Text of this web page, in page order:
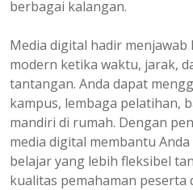
berbagai kalangan.
Media digital hadir
modern ketika waktu, jarak,
tantangan. Anda dapat
kampus, lembaga pelatihan,
mandiri di rumah. Dengan
media digital membantu
belajar yang lebih fleksibel
kualitas pemahaman peserta